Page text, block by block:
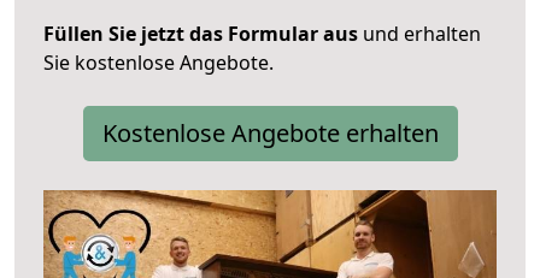
Füllen Sie jetzt das Formular aus und erhalten
Sie kostenlose Angebote.
Kostenlose Angebote erhalten